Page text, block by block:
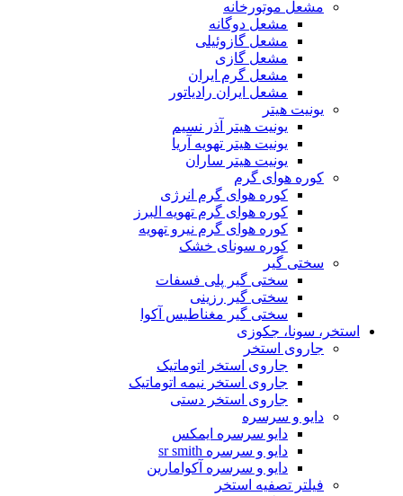
مشعل موتورخانه
مشعل دوگانه
مشعل گازوئیلی
مشعل گازی
مشعل گرم ایران
مشعل ایران رادیاتور
یونیت هیتر
یونیت هیتر آذر نسیم
یونیت هیتر تهویه آریا
یونیت هیتر ساران
کوره هوای گرم
کوره هوای گرم انرژی
کوره هوای گرم تهویه البرز
کوره هوای گرم نیرو تهویه
کوره سونای خشک
سختی گیر
سختی گیر پلی فسفات
سختی گیر رزینی
سختی گیر مغناطیس آکوا
استخر، سونا، جکوزی
جاروی استخر
جاروی استخر اتوماتیک
جاروی استخر نیمه اتوماتیک
جاروی استخر دستی
دایو و سرسره
دایو سرسره ایمکس
دایو و سرسره sr smith
دایو و سرسره آکوامارین
فیلتر تصفیه استخر